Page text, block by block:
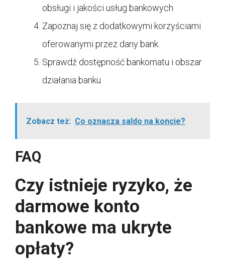
obsługi i jakości usług bankowych
Zapoznaj się z dodatkowymi korzyściami
oferowanymi przez dany bank
Sprawdź dostępność bankomatu i obszar
działania banku
Zobacz też: Co oznacza saldo na koncie?
FAQ
Czy istnieje ryzyko, że
darmowe konto
bankowe ma ukryte
opłaty?